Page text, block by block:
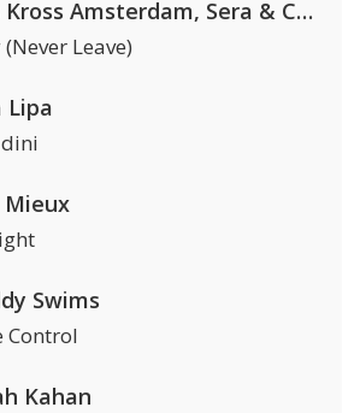
Kris Kross Amsterdam, Sera & Conor Maynard
(Never Leave)
Lipa
Mieux
Swims
Control
Kahan